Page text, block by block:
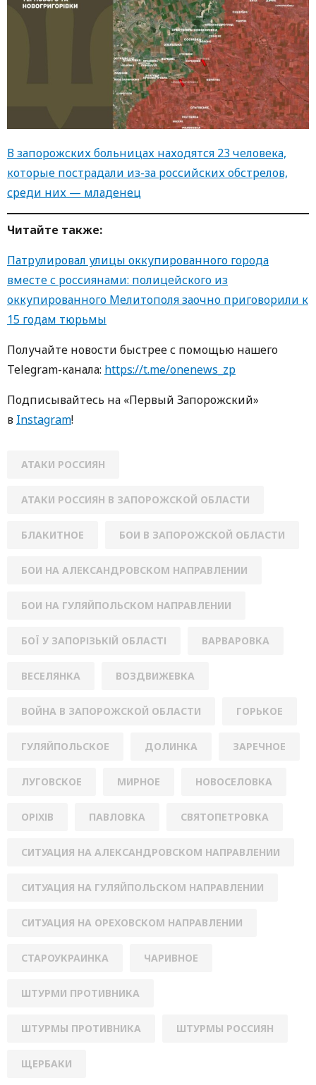
В запорожских больницах находятся 23 человека,
которые пострадали из-за российских обстрелов,
среди них — младенец
Читайте также:
Патрулировал улицы оккупированного города
вместе с россиянами: полицейского из
оккупированного Мелитополя заочно приговорили к
15 годам тюрьмы
Получайте новости быстрее с помощью нашего
Telegram-канала: https://t.me/onenews_zp
Подписывайтесь на «Первый Запорожский»
в Instagram!
АТАКИ РОССИЯН
АТАКИ РОССИЯН В ЗАПОРОЖСКОЙ ОБЛАСТИ
БЛАКИТНОЕ БОИ В ЗАПОРОЖСКОЙ ОБЛАСТИ
БОИ НА АЛЕКСАНДРОВСКОМ НАПРАВЛЕНИИ
БОИ НА ГУЛЯЙПОЛЬСКОМ НАПРАВЛЕНИИ
БОЇ У ЗАПОРІЗЬКІЙ ОБЛАСТІ ВАРВАРОВКА
ВЕСЕЛЯНКА ВОЗДВИЖЕВКА
ВОЙНА В ЗАПОРОЖСКОЙ ОБЛАСТИ ГОРЬКОЕ
ГУЛЯЙПОЛЬСКОЕ ДОЛИНКА ЗАРЕЧНОЕ
ЛУГОВСКОЕ МИРНОЕ НОВОСЕЛОВКА
ОРІХІВ ПАВЛОВКА СВЯТОПЕТРОВКА
СИТУАЦИЯ НА АЛЕКСАНДРОВСКОМ НАПРАВЛЕНИИ
СИТУАЦИЯ НА ГУЛЯЙПОЛЬСКОМ НАПРАВЛЕНИИ
СИТУАЦИЯ НА ОРЕХОВСКОМ НАПРАВЛЕНИИ
СТАРОУКРАИНКА ЧАРИВНОЕ
ШТУРМИ ПРОТИВНИКА
ШТУРМЫ ПРОТИВНИКА ШТУРМЫ РОССИЯН
ЩЕРБАКИ